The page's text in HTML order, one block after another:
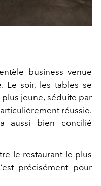
business venue
Le soir, les tables se
jeune, séduite par
réussie.
aussi bien concilié
le restaurant le plus
précisément pour